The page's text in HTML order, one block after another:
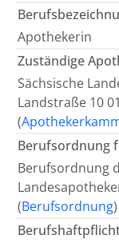
Apothekerin
Zuständige
Sächsische
Landstraße 10
(
Berufsordnung
Berufsordnung
(Berufsordnung)